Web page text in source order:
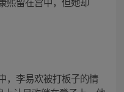
，李易欢被打板子的情